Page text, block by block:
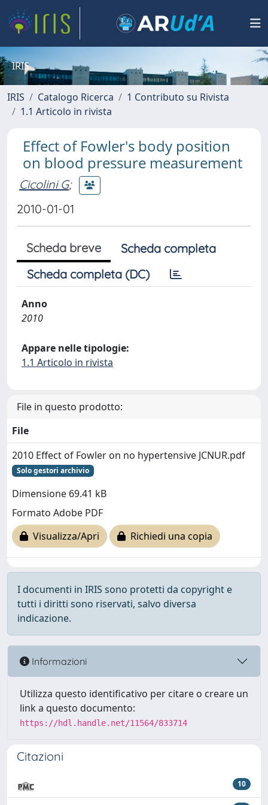
IRIS
IRIS Catalogo Ricerca
1 Contributo su Rivista
1.1 Articolo in rivista
Effect of Fowler's body position
on blood pressure measurement
Cicolini G;
2010-01-01
Scheda breve
Scheda completa
Scheda completa (DC)
Anno
2010
Appare nelle tipologie:
1.1 Articolo in rivista
File in questo prodotto:
File
2010 Effect of Fowler on no hypertensive JCNUR.pdf
Solo gestori archivio
Dimensione 69.41 kB
Formato Adobe PDF
Visualizza/Apri
Richiedi una copia
I documenti in IRIS sono protetti da copyright e
tutti i diritti sono riservati, salvo diversa
indicazione.
Informazioni
Utilizza questo identificativo per citare o creare un
link a questo documento:
https://hdl.handle.net/11564/833714
Citazioni
10